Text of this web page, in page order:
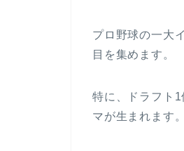
プロ野球の一大
目を集めます。
特に、ドラフト
マが生まれます。